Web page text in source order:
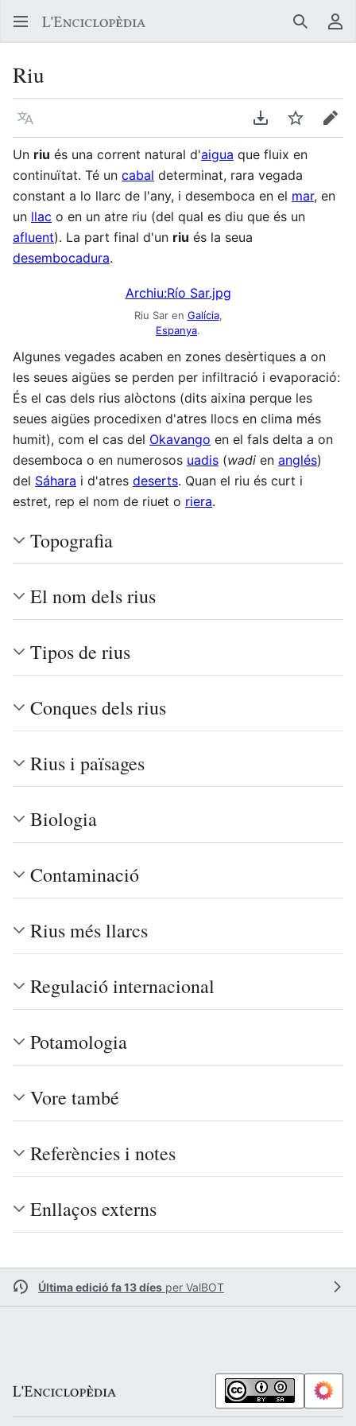
Buscar
Riu
Llegir en un atre idioma Descarregar en
Vigilar
Un riu és una corrent natural d'aigua que fluix en
continuïtat. Té un cabal determinat, rara vegada
constant a lo llarc de l'any, i desemboca en el mar, en
un llac o en un atre riu (del qual es diu que és un
afluent). La part final d'un riu és la seua
desembocadura.
Archiu:Río Sar.jpg
Riu Sar en Galícia,
Espanya.
Algunes vegades acaben en zones desèrtiques a on
les seues aigües se perden per infiltració i evaporació:
És el cas dels rius alòctons (dits aixina perque les
seues aigües procedixen d'atres llocs en clima més
humit), com el cas del Okavango en el fals delta a on
desemboca o en numerosos uadis (wadi en anglés)
del Sáhara i d'atres deserts. Quan el riu és curt i
estret, rep el nom de riuet o riera.
Topografia
El nom dels rius
Tipos de rius
Conques dels rius
Rius i païsages
Biologia
Contaminació
Rius més llarcs
Regulació internacional
Potamologia
Vore també
Referències i notes
Enllaços externs
Última edició fa 13 díes per ValBOT